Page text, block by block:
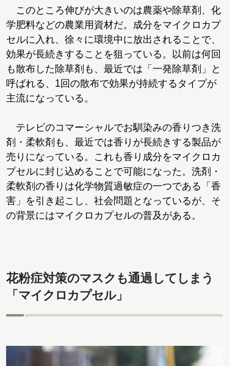
このところ伸びが大きいのは農薬や除草剤、化
学肥料などの農業用資材だ。成分をマイクロカプ
セルに入れ、徐々に環境中に放出されることで、
効果が長続きすることを狙っている。以前は何回
も散布した除草剤も、最近では「一発除草剤」と
呼ばれる、1回の散布で効果が持続するタイプが
主流になっている。
テレビのコマーシャルでお馴染みの香りつき洗
剤・柔軟剤も、最近では香りが長続きする製品が
売りになっている。これも香り成分をマイクロカ
プセルに封じ込めることで可能になった。洗剤・
柔軟剤の香りは化学物質過敏症の一つである「香
害」を引き起こし、社会問題となっているが、そ
の背景にはマイクロカプセルの普及がある。
花粉症対策のマスクも通過してしまう
「マイクロカプセル」